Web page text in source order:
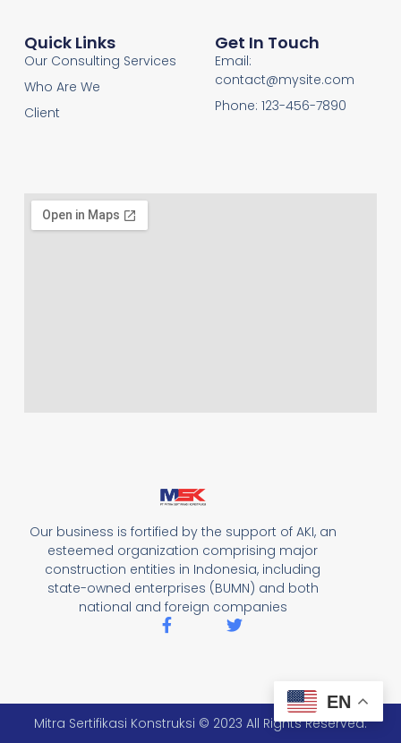
Our business is fortified by the support of AKI, an
esteemed organization comprising major
construction entities in Indonesia, including
state-owned enterprises (BUMN) and both
national and foreign companies
Quick Links
Our Consulting Services
Who Are We
Client
Get In Touch
Email:
contact@mysite.com
Phone: 123-456-7890
Mitra Sertifikasi Konstruksi © 2023 All Rights Reserved.
EN